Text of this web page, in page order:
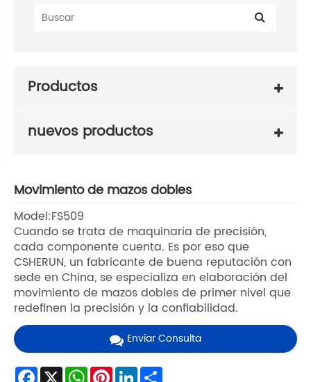
Productos
nuevos productos
Movimiento de mazos dobles
Model:FS509
Cuando se trata de maquinaria de precisión,
cada componente cuenta. Es por eso que
CSHERUN, un fabricante de buena reputación con
sede en China, se especializa en elaboración del
movimiento de mazos dobles de primer nivel que
redefinen la precisión y la confiabilidad.
Enviar Consulta
Facebook
X WhatsApp
Pinterest
LinkedIn